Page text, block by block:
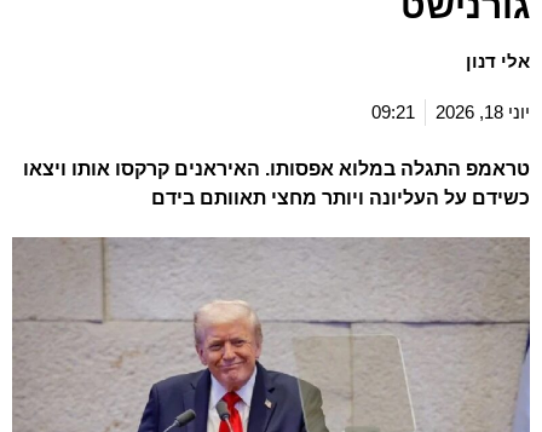
אלי דנון
יוני 18, 2026 09:21
טראמפ התגלה במלוא אפסותו. האיראנים קרקסו אותו ויצאו
כשידם על העליונה ויותר מחצי תאוותם בידם